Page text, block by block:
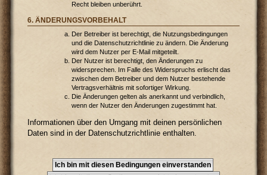
Recht bleiben unberührt.
6. ÄNDERUNGSVORBEHALT
Der Betreiber ist berechtigt, die Nutzungsbedingungen
und die Datenschutzrichtlinie zu ändern. Die Änderung
wird dem Nutzer per E-Mail mitgeteilt.
Der Nutzer ist berechtigt, den Änderungen zu
widersprechen. Im Falle des Widerspruchs erlischt das
zwischen dem Betreiber und dem Nutzer bestehende
Vertragsverhältnis mit sofortiger Wirkung.
Die Änderungen gelten als anerkannt und verbindlich,
wenn der Nutzer den Änderungen zugestimmt hat.
Informationen über den Umgang mit deinen persönlichen
Daten sind in der Datenschutzrichtlinie enthalten.